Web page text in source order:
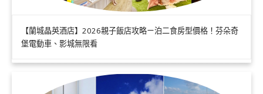
【蘭城晶英酒店】2026親子飯店攻略ㄧ泊二食房型價格！芬朵奇
堡電動車、影城無限看